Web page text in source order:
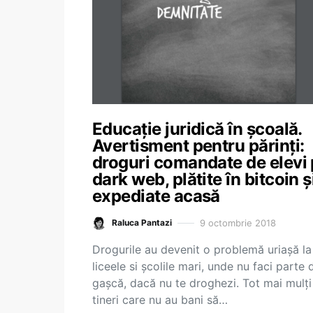
Educație juridică în școală.
Avertisment pentru părinți:
droguri comandate de elevi
dark web, plătite în bitcoin
expediate acasă
Raluca Pantazi 9 octombrie 2018
Drogurile au devenit o problemă uriașă la
liceele si școlile mari, unde nu faci parte
gașcă, dacă nu te droghezi. Tot mai mulți
tineri care nu au bani să…